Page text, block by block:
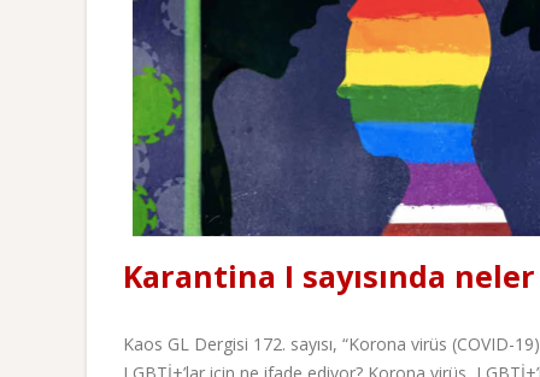
Karantina I sayısında
Kaos GL Dergisi 172. sayısı, “Korona virüs (COVID-
LGBTİ+’lar için ne ifade ediyor? Korona virüs,